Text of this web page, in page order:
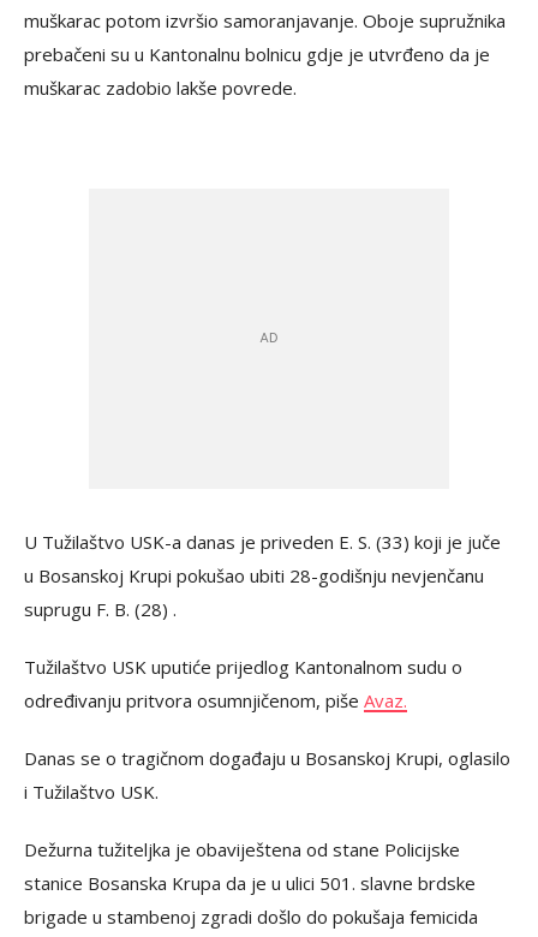
muškarac potom izvršio samoranjavanje. Oboje supružnika
prebačeni su u Kantonalnu bolnicu gdje je utvrđeno da je
muškarac zadobio lakše povrede.
U Tužilaštvo USK-a danas je priveden E. S. (33) koji je juče
u Bosanskoj Krupi pokušao ubiti 28-godišnju nevjenčanu
suprugu F. B. (28) .
Tužilaštvo USK uputiće prijedlog Kantonalnom sudu o
određivanju pritvora osumnjičenom, piše Avaz.
Danas se o tragičnom događaju u Bosanskoj Krupi, oglasilo
i Tužilaštvo USK.
Dežurna tužiteljka je obaviještena od stane Policijske
stanice Bosanska Krupa da je u ulici 501. slavne brdske
brigade u stambenoj zgradi došlo do pokušaja femicida